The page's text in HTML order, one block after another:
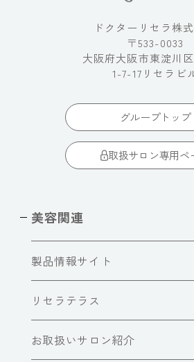
ドクターリセラ株
〒533-0033
大阪府大阪市東淀川
1-7-17リセラビ
グループトップ
取扱サロン専用ペ
美容関連
製品情報サイト
リセラテラス
お取扱いサロン紹介